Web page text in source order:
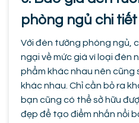
phòng ngủ chi tiết
Với đèn tường phòng ngủ,
ngại về mức giá vì loại đèn
phẩm khác nhau nên cũng
khác nhau. Chỉ cần bỏ ra
bạn cũng có thể sở hữu
đẹp để tạo điểm nhấn nổi